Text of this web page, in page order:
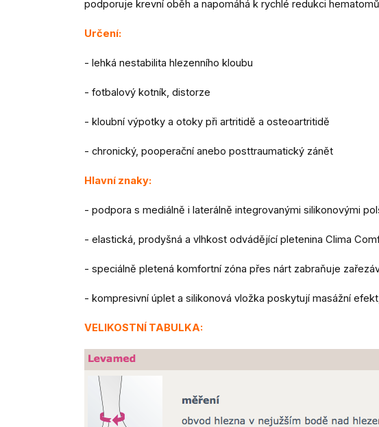
podporuje krevní oběh a napomáhá k rychlé redukci
Určení:
- lehká nestabilita hlezenního kloubu
- fotbalový kotník, distorze
- kloubní výpotky a otoky při artritidě a osteoartritidě
- chronický, pooperační anebo posttraumatický zánět
Hlavní znaky:
- podpora s mediálně i laterálně integrovanými silikonovými
- elastická, prodyšná a vlhkost odvádějící pletenina Clima
- speciálně pletená komfortní zóna přes nárt zabraňuje
- kompresivní úplet a silikonová vložka poskytují masážní
VELIKOSTNÍ TABULKA: